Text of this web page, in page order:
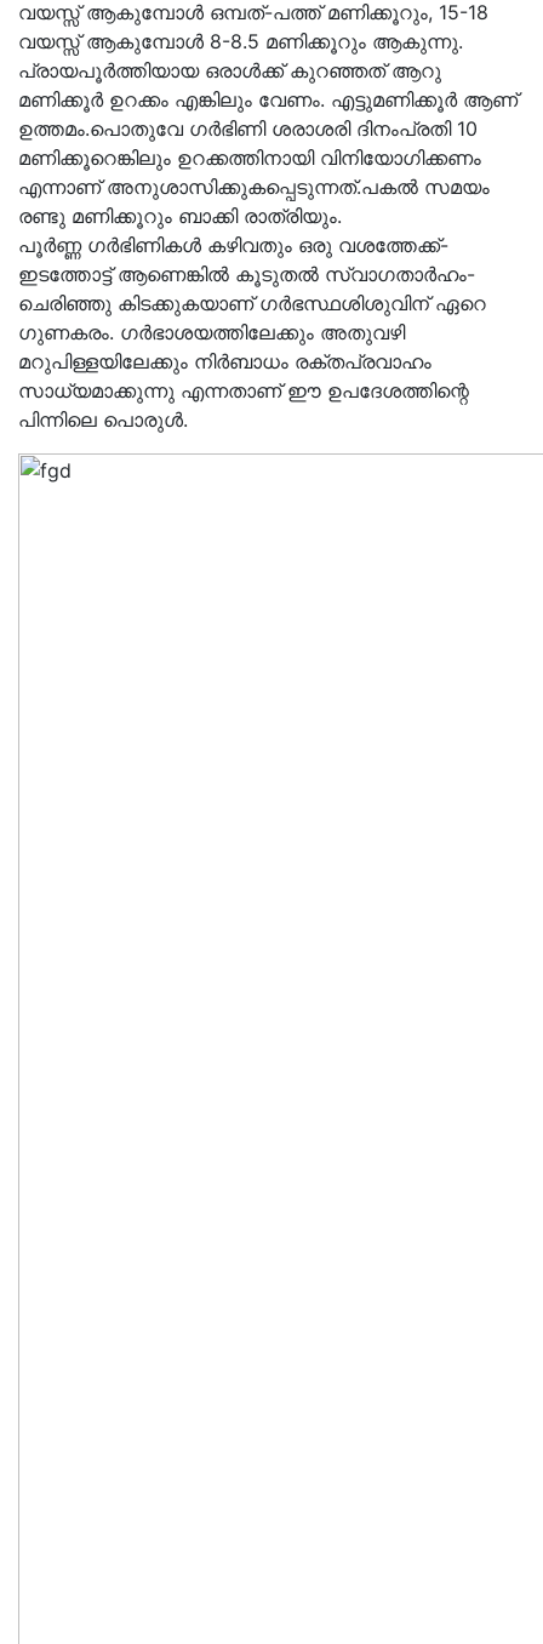
വയസ്സ് ആകുമ്പോൾ ഒമ്പത്-പത്ത് മണിക്കൂറും, 15-18
വയസ്സ് ആകുമ്പോൾ 8-8.5 മണിക്കൂറും ആകുന്നു.
പ്രായപൂർത്തിയായ ഒരാൾക്ക് കുറഞ്ഞത് ആറു
മണിക്കൂർ ഉറക്കം എങ്കിലും വേണം. എട്ടുമണിക്കൂർ ആണ്
ഉത്തമം.പൊതുവേ ഗർഭിണി ശരാശരി ദിനംപ്രതി 10
മണിക്കൂറെങ്കിലും ഉറക്കത്തിനായി വിനിയോഗിക്കണം
എന്നാണ് അനുശാസിക്കുകപ്പെടുന്നത്.പകൽ സമയം
രണ്ടു മണിക്കൂറും ബാക്കി രാത്രിയും.
പൂർണ്ണ ഗർഭിണികൾ കഴിവതും ഒരു വശത്തേക്ക്-
ഇടത്തോട്ട് ആണെങ്കിൽ കൂടുതൽ സ്വാഗതാർഹം-
ചെരിഞ്ഞു കിടക്കുകയാണ് ഗർഭസ്ഥശിശുവിന് ഏറെ
ഗുണകരം. ഗർഭാശയത്തിലേക്കും അതുവഴി
മറുപിള്ളയിലേക്കും നിർബാധം രക്തപ്രവാഹം
സാധ്യമാക്കുന്നു എന്നതാണ് ഈ ഉപദേശത്തിന്റെ
പിന്നിലെ പൊരുൾ.